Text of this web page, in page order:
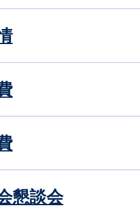
懇談会